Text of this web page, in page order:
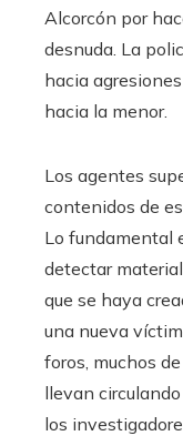
Alcorcón por
desnuda. La
hacia
hacia la menor.
Los agentes
contenidos de
Lo fundamental
detectar
que se haya
una nueva
foros, muchos
llevan
los